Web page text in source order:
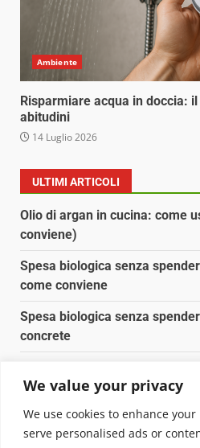
We value your privacy
We use cookies to enhance
serve personalised ads or
Ambiente
Risparmiare acqua in doccia:
abitudini
14 Luglio 2026
ULTIMI ARTICOLI
Olio di argan in cucina: come
conviene)
Spesa biologica senza
come conviene
Spesa biologica senza
concrete
Pulizia naturale della casa: 3
sostituiscono 10 prodotti